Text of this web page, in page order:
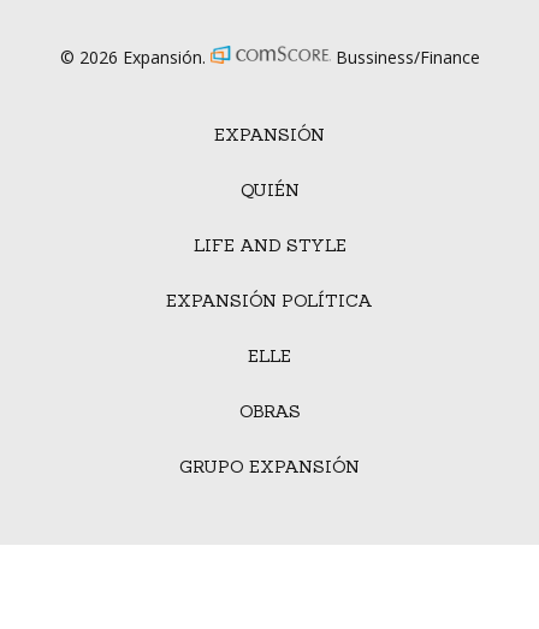
EXPANSIÓN
QUIÉN
LIFE AND STYLE
EXPANSIÓN POLÍTICA
ELLE
OBRAS
GRUPO EXPANSIÓN
© 2026 Expansión. Bussiness/Finance